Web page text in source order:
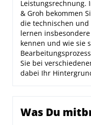
Leistungsrechnung.
& Groh bekommen
die technischen und
lernen
kennen und wie sie
Sie bei
dabei Ihr
Was Du